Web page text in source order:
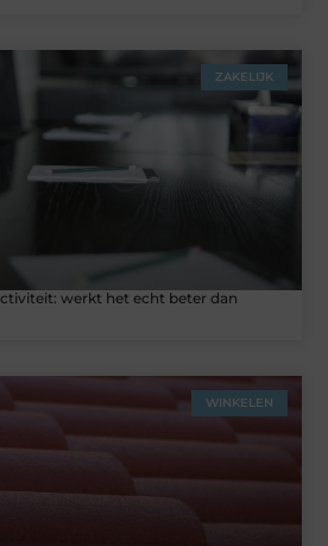
ZAKELIJK
werkt het echt beter dan
WINKELEN